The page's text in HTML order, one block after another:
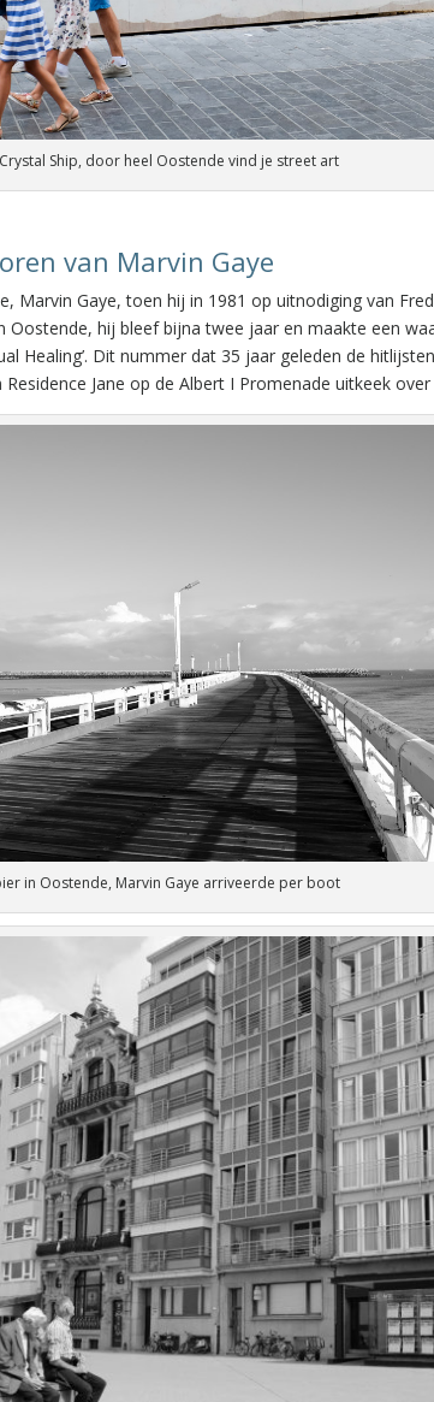
Ship, door heel Oostende vind je street art
van Marvin Gaye
Marvin Gaye, toen hij in 1981 op uitnodiging van
Oostende, hij bleef bijna twee jaar en maakte een
Healing’. Dit nummer dat 35 jaar geleden de
Jane op de Albert I Promenade uitkeek over
in Oostende, Marvin Gaye arriveerde per boot